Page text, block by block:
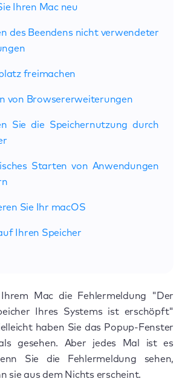
Ihren Mac neu
des Beendens nicht verwendeter
freimachen
von Browsererweiterungen
Sie die Speichernutzung durch
Starten von Anwendungen
Sie Ihr macOS
Ihren Speicher
Mac die Fehlermeldung "Der
Ihres Systems ist erschöpft"
haben Sie das Popup-Fenster
gesehen. Aber jedes Mal ist es
Sie die Fehlermeldung sehen,
sie aus dem Nichts erscheint.